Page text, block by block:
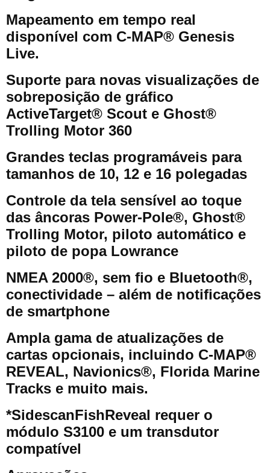
Mapeamento em tempo real
disponível com C-MAP® Genesis
Live.
Suporte para novas visualizações de
sobreposição de gráfico
ActiveTarget® Scout e Ghost®
Trolling Motor 360
Grandes teclas programáveis para
tamanhos de 10, 12 e 16 polegadas
Controle da tela sensível ao toque
das âncoras Power-Pole®, Ghost®
Trolling Motor, piloto automático e
piloto de popa Lowrance
NMEA 2000®, sem fio e Bluetooth®,
conectividade – além de notificações
de smartphone
Ampla gama de atualizações de
cartas opcionais, incluindo C-MAP®
REVEAL, Navionics®, Florida Marine
Tracks e muito mais.
*SidescanFishReveal requer o
módulo S3100 e um transdutor
compatível